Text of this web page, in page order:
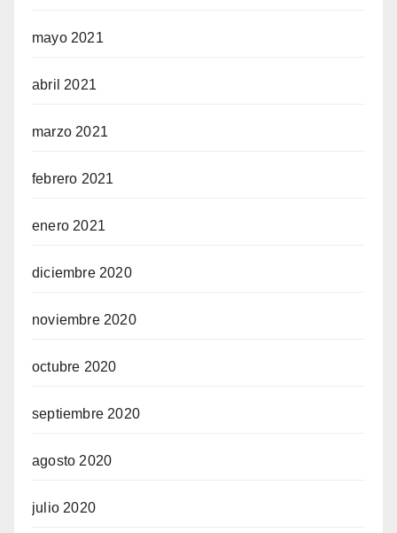
mayo 2021
abril 2021
marzo 2021
febrero 2021
enero 2021
diciembre 2020
noviembre 2020
octubre 2020
septiembre 2020
agosto 2020
julio 2020